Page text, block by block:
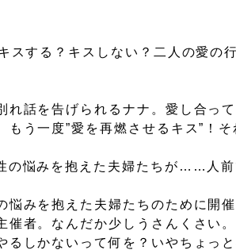
スする？キスしない？二人の愛の
話を告げられるナナ。愛し合っ
う一度”愛を再燃させるキス”！そ
の悩みを抱えた夫婦たちが……人
みを抱えた夫婦たちのために開
者。なんだか少しうさんくさい。
しかないって何を？いやちょっ